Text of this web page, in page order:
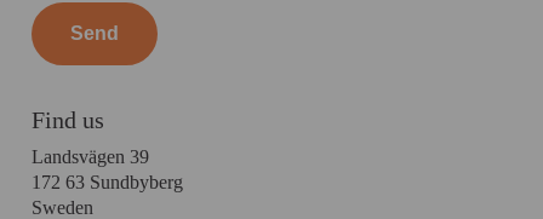
Find us
Landsvägen 39
172 63 Sundbyberg
Sweden